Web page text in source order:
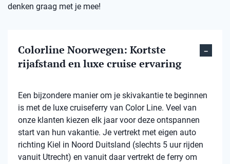
denken graag met je mee!
Colorline Noorwegen: Kortste
rijafstand en luxe cruise ervaring
Een bijzondere manier om je skivakantie te beginnen
is met de luxe cruiseferry van Color Line. Veel van
onze klanten kiezen elk jaar voor deze ontspannen
start van hun vakantie. Je vertrekt met eigen auto
richting Kiel in Noord Duitsland (slechts 5 uur rijden
vanuit Utrecht) en vanuit daar vertrekt de ferry om